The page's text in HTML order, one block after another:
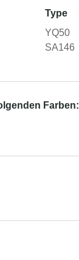
Type
YQ50
SA146
Farben: